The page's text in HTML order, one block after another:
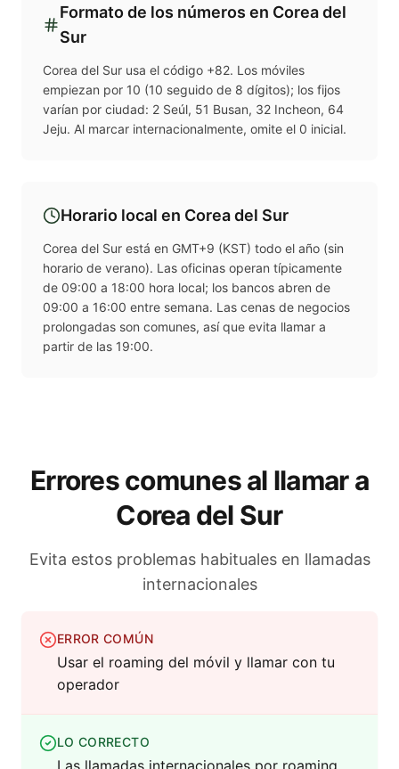
Formato de los números en Corea del
Sur
Corea del Sur usa el código +82. Los móviles
empiezan por 10 (10 seguido de 8 dígitos); los fijos
varían por ciudad: 2 Seúl, 51 Busan, 32 Incheon, 64
Jeju. Al marcar internacionalmente, omite el 0 inicial.
Horario local en Corea del Sur
Corea del Sur está en GMT+9 (KST) todo el año (sin
horario de verano). Las oficinas operan típicamente
de 09:00 a 18:00 hora local; los bancos abren de
09:00 a 16:00 entre semana. Las cenas de negocios
prolongadas son comunes, así que evita llamar a
partir de las 19:00.
Errores comunes al llamar a
Corea del Sur
Evita estos problemas habituales en llamadas
internacionales
ERROR COMÚN
Usar el roaming del móvil y llamar con tu
operador
LO CORRECTO